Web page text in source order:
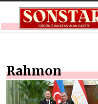
Rahmon